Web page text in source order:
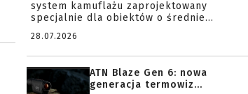
system kamuflażu zaprojektowany
specjalnie dla obiektów o średnie...
28.07.2026
ATN Blaze Gen 6: nowa
generacja termowiz...